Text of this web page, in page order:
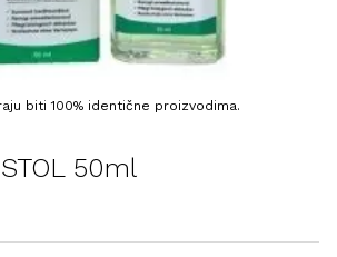
biti 100% identične proizvodima.
50ml